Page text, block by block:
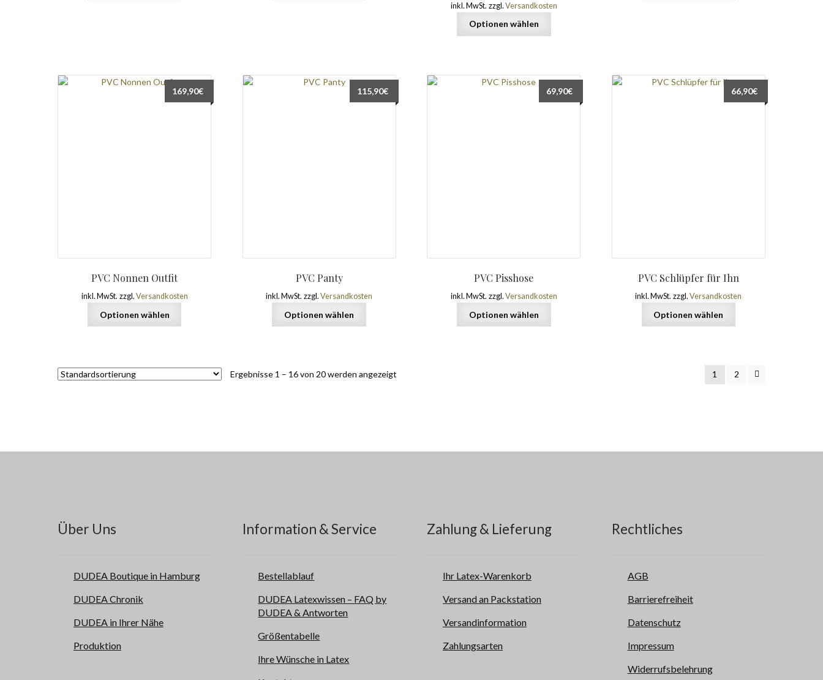
inkl. MwSt. zzgl. Versandkosten
Optionen wählen
PVC Nonnen Outfit
169,90€
inkl. MwSt. zzgl. Versandkosten
Optionen wählen
PVC Panty
115,90€
inkl. MwSt. zzgl.Versandkosten
Optionen wählen
PVC Pisshose
69,90€
inkl. MwSt. zzgl. Versandkosten
Optionen wählen
PVC Schlüpfer für Ihn
66,90€
inkl. MwSt. zzgl.Versandkosten
Optionen wählen
Ergebnisse 1 – 16 von 20 werden angezeigt 1 2
Über Uns
DUDEA Boutique in Hamburg
DUDEA Chronik
DUDEA in Ihrer Nähe
Produktion
Information & Service
Bestellablauf
DUDEA Latexwissen – FAQ by
DUDEA & Antworten
Größentabelle
Ihre Wünsche in Latex
Zahlung & Lieferung
Ihr Latex-Warenkorb
Versand an Packstation
Versandinformation
Zahlungsarten
Rechtliches
AGB
Barrierefreiheit
Datenschutz
Impressum
Widerrufsbelehrung